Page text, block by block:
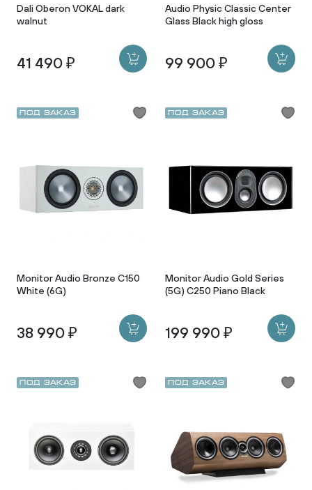
Dali Oberon VOKAL dark
walnut
41 490 ₽
Audio Physic Classic Center
Glass Black high gloss
99 900 ₽
Под заказ
Monitor Audio Bronze C150
White (6G)
38 990 ₽
Под заказ
Monitor Audio Gold Series
(5G) C250 Piano Black
199 990 ₽
Под заказ Под заказ